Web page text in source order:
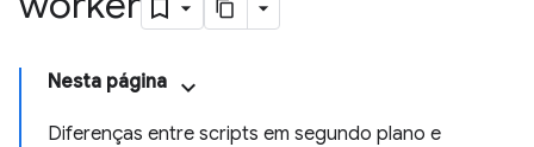
Nesta página
Diferenças entre scripts em segundo plano e